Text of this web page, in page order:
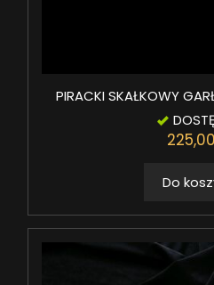
PIRACKI SKAŁKOWY
Do